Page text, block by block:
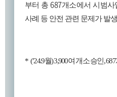
부터 총687개소에서 시범
사례 등 안전 관련 문제가 발
* (’24.9월) 3,900여 개소 승인 , 687